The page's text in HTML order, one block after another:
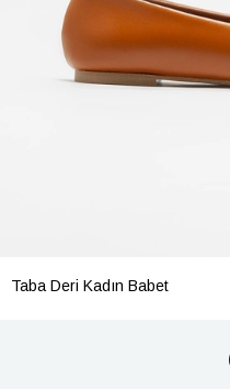
Taba Deri Kadın Babet